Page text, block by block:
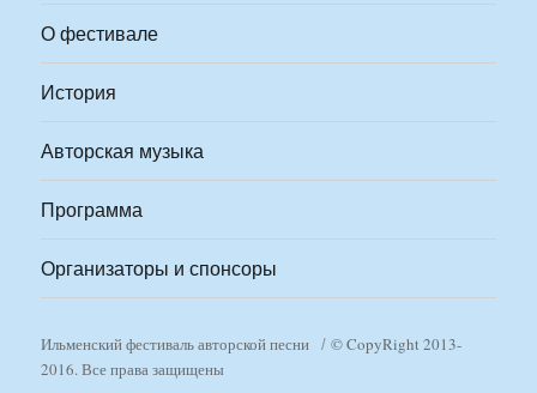
О фестивале
История
Авторская музыка
Программа
Организаторы и спонсоры
Ильменский фестиваль авторской песни
© CopyRight 2013-
2016. Все права защищены